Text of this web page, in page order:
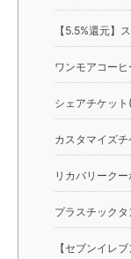
【5.5%還元】
ワンモアコーヒ
シェアチケッ
カスタマイズチ
リカバリークー
プラスチック
【セブンイレ